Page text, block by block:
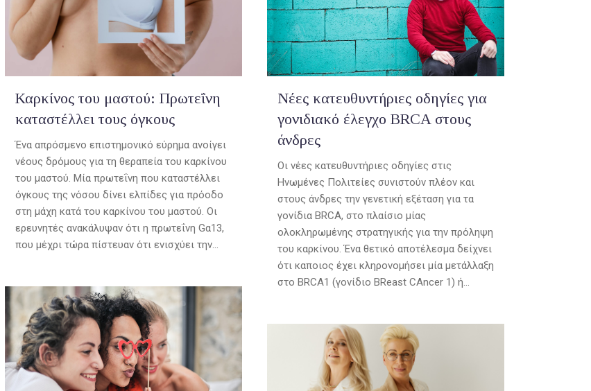
Καρκίνος του μαστού: Πρωτεΐνη
καταστέλλει τους όγκους
Ένα απρόσμενο επιστημονικό εύρημα ανοίγει
νέους δρόμους για τη θεραπεία του καρκίνου
του μαστού. Μία πρωτεΐνη που καταστέλλει
όγκους της νόσου δίνει ελπίδες για πρόοδο
στη μάχη κατά του καρκίνου του μαστού. Οι
ερευνητές ανακάλυψαν ότι η πρωτεΐνη Gα13,
που μέχρι τώρα πίστευαν ότι ενισχύει την...
Νέες κατευθυντήριες οδηγίες για
γονιδιακό έλεγχο BRCA στους
άνδρες
Οι νέες κατευθυντήριες οδηγίες στις
Ηνωμένες Πολιτείες συνιστούν πλέον και
στους άνδρες την γενετική εξέταση για τα
γονίδια BRCA, στο πλαίσιο μίας
ολοκληρωμένης στρατηγικής για την πρόληψη
του καρκίνου. Ένα θετικό αποτέλεσμα δείχνει
ότι καποιος έχει κληρονομήσει μία μετάλλαξη
στο BRCA1 (γονίδιο BReast CAncer 1) ή...